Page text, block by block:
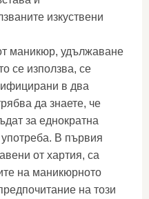
изкуствени
маникюр, удължаване
се използва, се
в два
да знаете, че
за еднократна
В първия
от хартия, са
на маникюрното
на този